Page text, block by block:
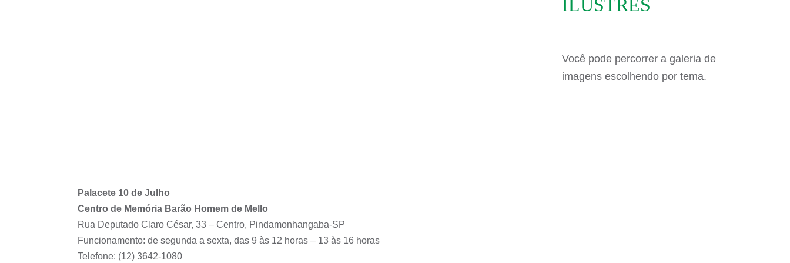
ILUSTRES
Você pode percorrer a galeria de
imagens escolhendo por tema.
Palacete 10 de Julho
Centro de Memória Barão Homem de Mello
Rua Deputado Claro César, 33 – Centro, Pindamonhangaba-SP
Funcionamento: de segunda a sexta, das 9 às 12 horas – 13 às 16 horas
Telefone: (12) 3642-1080